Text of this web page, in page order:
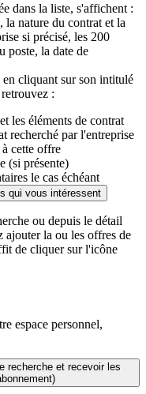
dans la liste, s'affichent :
nature du contrat et la
si précisé, les 200
poste, la date de
cliquant sur son intitulé
:
les éléments de contrat
recherché par l'entreprise
cette offre
(si présente)
le cas échéant
qui vous intéressent
ou depuis le détail
ajouter la ou les offres de
de cliquer sur l'icône
espace personnel,
recherche et recevoir les